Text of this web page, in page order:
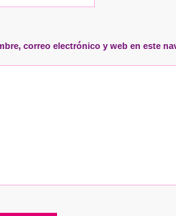
correo electrónico y web en este